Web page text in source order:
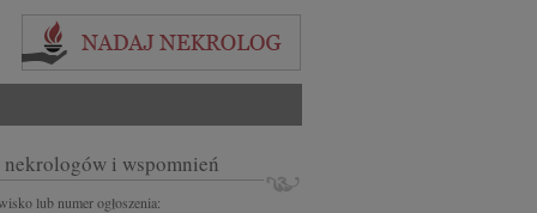
nekrologów i wspomnień
lub numer ogłoszenia: